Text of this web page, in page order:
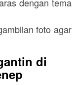
foto agar
di